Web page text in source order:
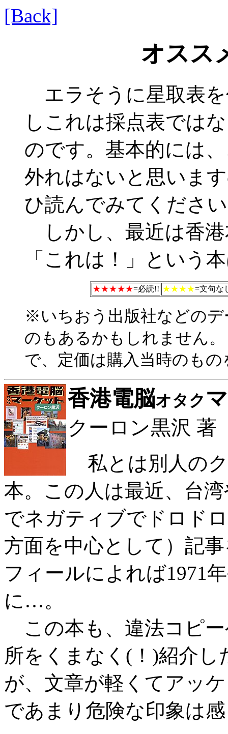
[Back]
オスス
エラそうに星取表
しこれは採点表では
のです。基本的には
外れはないと思いま
ひ読んでみてくださ
しかし、最近は香
「これは！」という
★★★★★=必読!! ★★★★=文句な
※いちおう出版社などの
のもあるかもしれません
で、定価は購入当時のも
香港電脳オタク
クーロン黒沢 著
私とは別人の
本。この人は最近、台
でネガティブでドロド
方面を中心として）記
フィールによれば1971
に…。
この本も、違法コピ
所をくまなく(！)紹介
が、文章が軽くてアッ
であまり危険な印象は